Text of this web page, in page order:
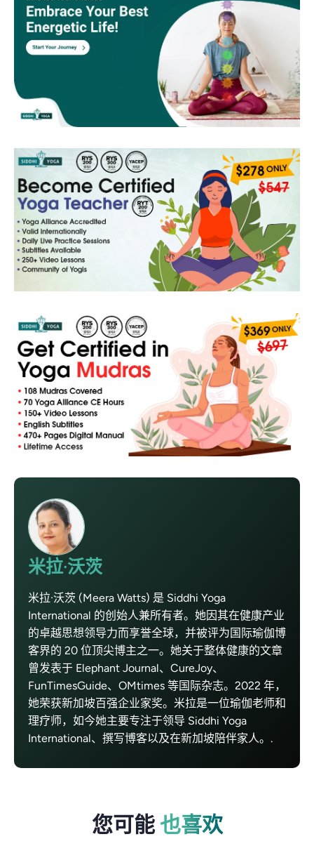
米拉·沃茨
米拉·沃茨 (Meera Watts) 是 Siddhi Yoga
International 的创始人兼所有者。她因其在健康产业
的卓越思想领导力而享誉全球，并被评为国际瑜伽博
客界的 20 位顶尖博主之一。她关于整体健康的文章
曾发表于 Elephant Journal、CureJoy、
FunTimesGuide、OMtimes 等国际杂志。2022 年，
她荣获新加坡百强企业家奖。米拉是一位瑜伽老师和
理疗师，如今她主要专注于领导 Siddhi Yoga
International、撰写博客以及在新加坡陪伴家人。.
您可能 也喜欢